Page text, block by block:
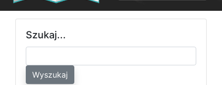
Szukaj...
Wyszukaj